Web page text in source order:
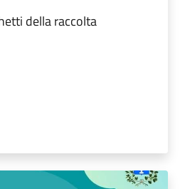
della raccolta